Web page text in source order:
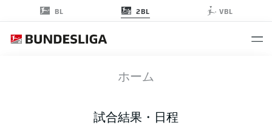
BL 2BL VBL
ホーム
試合結果・日程
KSV FCK